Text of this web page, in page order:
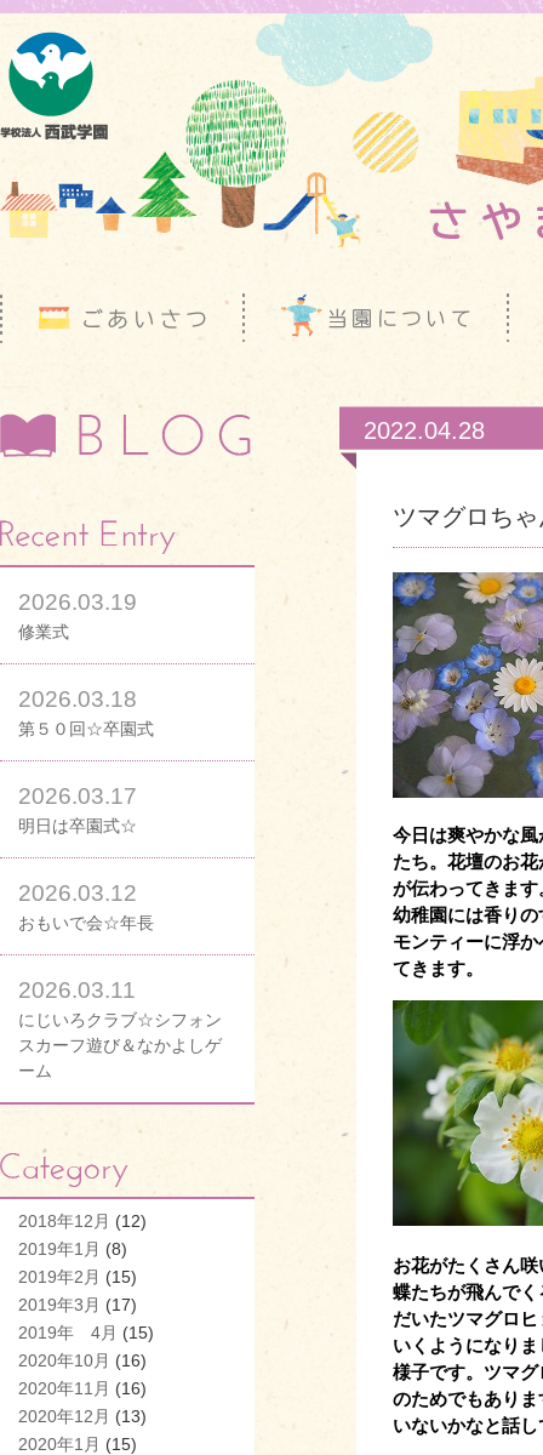
2026.03.19
修業式
2026.03.18
第５０回☆卒園式
2026.03.17
明日は卒園式☆
2026.03.12
おもいで会☆年長
2026.03.11
にじいろクラブ☆シフォン
スカーフ遊び＆なかよしゲ
ーム
2018年12月 (12)
2019年1月 (8)
2019年2月 (15)
2019年3月 (17)
2019年 4月 (15)
2020年10月 (16)
2020年11月 (16)
2020年12月 (13)
2020年1月 (15)
2022.04.28
ツマグロち
今日は爽やかな
たち。花壇のお
が伝わってきま
幼稚園には香り
モンティーに浮
てきます。
お花がたくさん
蝶たちが飛んで
だいたツマグロ
いくようになり
様子です。ツマ
のためでもあり
いないかなと話